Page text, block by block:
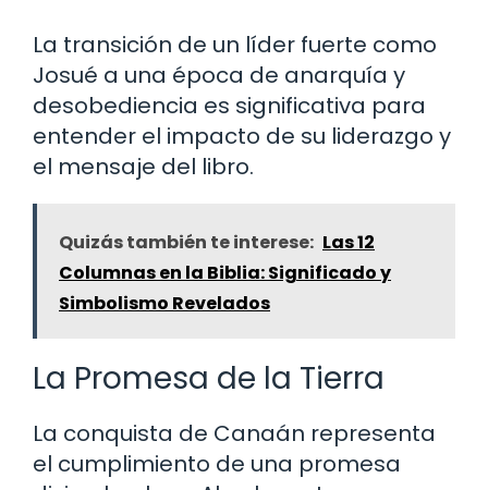
La transición de un líder fuerte como
Josué a una época de anarquía y
desobediencia es significativa para
entender el impacto de su liderazgo y
el mensaje del libro.
Quizás también te interese: Las 12
Columnas en la Biblia: Significado y
Simbolismo Revelados
La Promesa de la Tierra
La conquista de Canaán representa
el cumplimiento de una promesa